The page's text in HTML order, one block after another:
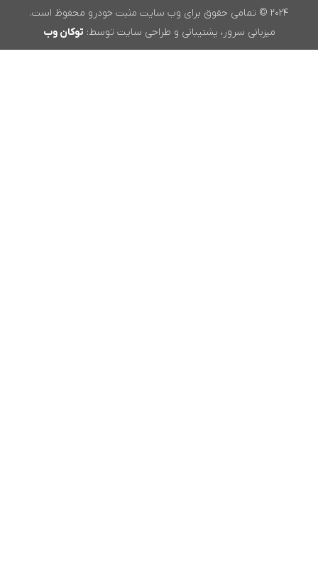
۲۰۲۴ © تمامی حقوق برای وب سایت مثبت خودرو محفوظ است.
میزبانی سرور، پشتیبانی و طراحی سایت توسط: توکان وب